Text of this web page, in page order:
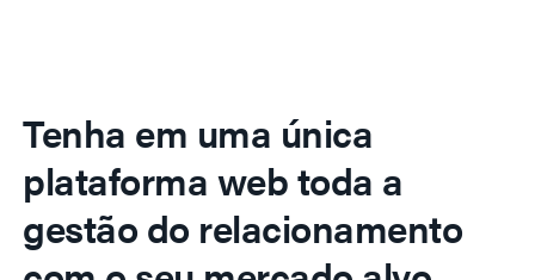
Tenha em uma única
plataforma web toda a
gestão do relacionamento